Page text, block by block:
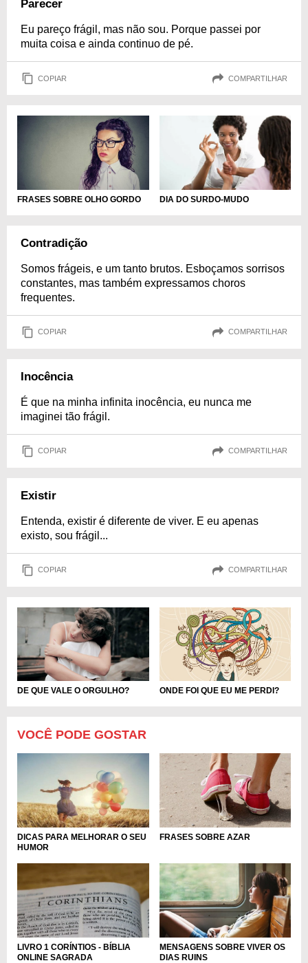
Parecer
Eu pareço frágil, mas não sou. Porque passei por
muita coisa e ainda continuo de pé.
COPIAR COMPARTILHAR
FRASES SOBRE OLHO GORDO DIA DO SURDO-MUDO
Contradição
Somos frágeis, e um tanto brutos. Esboçamos sorrisos
constantes, mas também expressamos choros
frequentes.
COPIAR COMPARTILHAR
Inocência
É que na minha infinita inocência, eu nunca me
imaginei tão frágil.
COPIAR COMPARTILHAR
Existir
Entenda, existir é diferente de viver. E eu apenas
existo, sou frágil...
COPIAR COMPARTILHAR
DE QUE VALE O ORGULHO? ONDE FOI QUE EU ME PERDI?
VOCÊ PODE GOSTAR
DICAS PARA MELHORAR O SEU
HUMOR
FRASES SOBRE AZAR
LIVRO 1 CORÍNTIOS - BÍBLIA
ONLINE SAGRADA
MENSAGENS SOBRE VIVER OS
DIAS RUINS